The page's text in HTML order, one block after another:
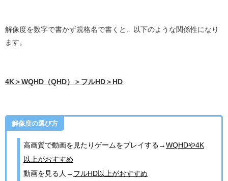
解像度を数字で書かず規格名で書くと、以下のような関係性になり
ます。
4K＞WQHD（QHD）＞フルHD＞HD
解像度の選び方
高画質で動画を見たりゲームをプレイする→ WQHDや4K
以上がおすすめ
動画を見る人→ フルHD以上がおすすめ